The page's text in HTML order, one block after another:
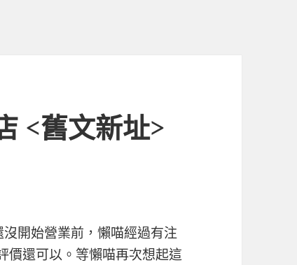
<舊文新址>
沒開始營業前，懶喵經過有注
價還可以。等懶喵再次想起這